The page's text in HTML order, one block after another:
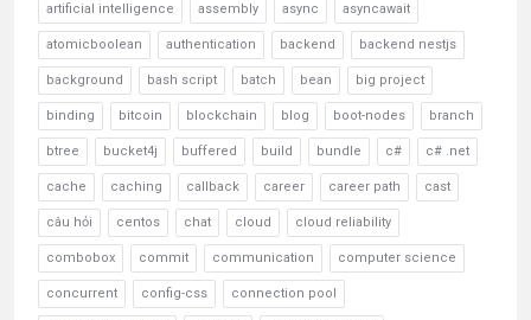
artificial intelligence assembly async asyncawait
atomicboolean authentication backend backend nestjs
background bash script batch bean big project
binding bitcoin blockchain blog boot-nodes branch
btree bucket4j buffered build bundle c# c# .net
cache caching callback career career path cast
câu hỏi centos chat cloud cloud reliability
combobox commit communication computer science
concurrent config-css connection pool